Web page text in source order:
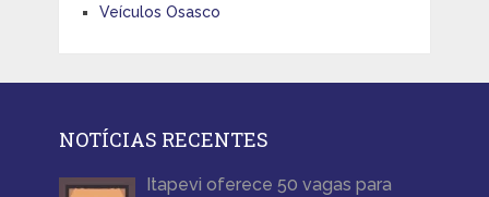
Veículos Osasco
NOTÍCIAS RECENTES
Itapevi oferece 50 vagas para